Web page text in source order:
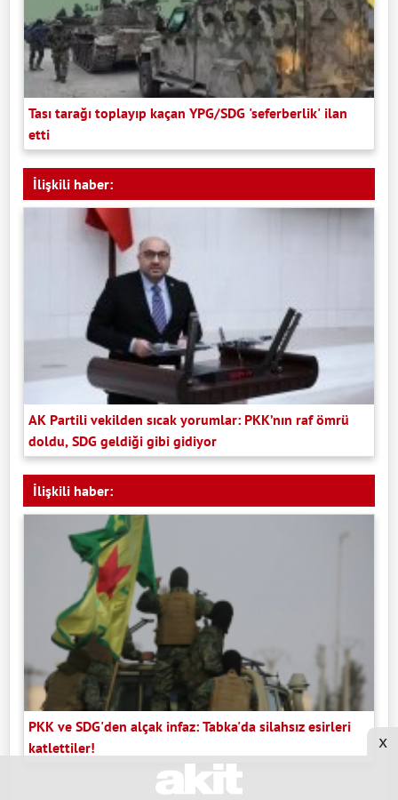
Tası tarağı toplayıp kaçan YPG/SDG 'seferberlik' ilan
etti
İlişkili haber:
AK Partili vekilden sıcak yorumlar: PKK’nın raf ömrü
doldu, SDG geldiği gibi gidiyor
İlişkili haber:
PKK ve SDG'den alçak infaz: Tabka'da silahsız esirleri
katlettiler!
x